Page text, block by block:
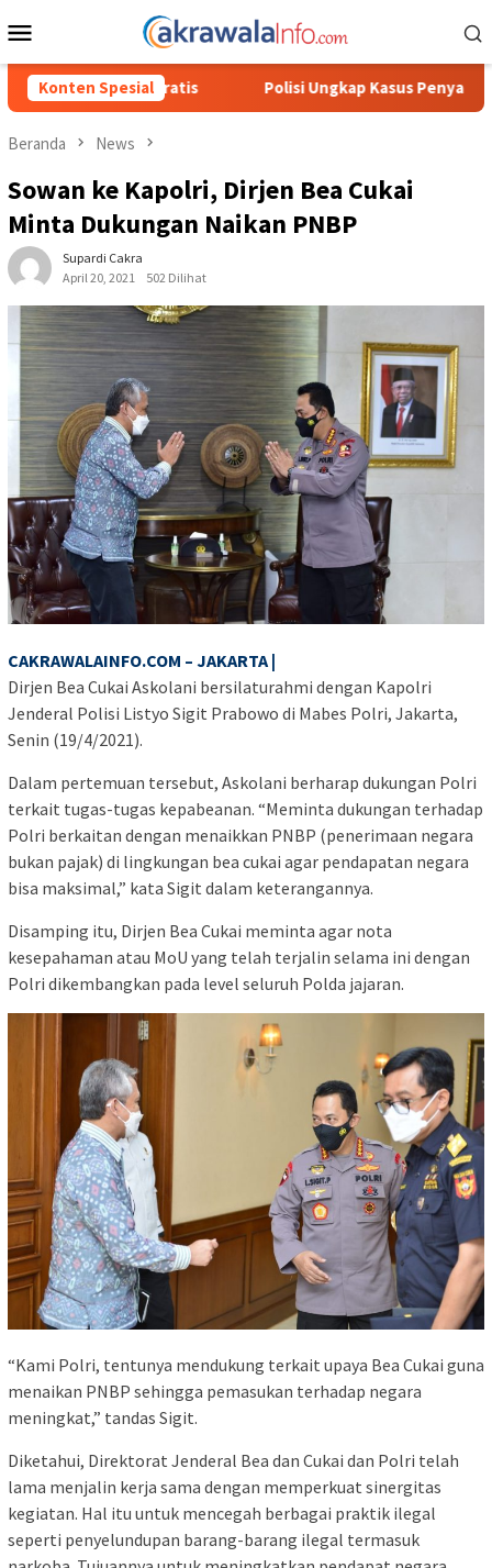
ke
Mobile
Konten Spesial
Polisi Ungkap Kasus Penyalahgunaan BBM Solar Subsidi,
Beranda News
Sowan ke Kapolri, Dirjen Bea Cukai
Minta Dukungan Naikan PNBP
Supardi Cakra
April 20, 2021
502 Dilihat
CAKRAWALAINFO.COM – JAKARTA |
Dirjen Bea Cukai Askolani bersilaturahmi dengan Kapolri
Jenderal Polisi Listyo Sigit Prabowo di Mabes Polri, Jakarta,
Senin (19/4/2021).
Dalam pertemuan tersebut, Askolani berharap dukungan Polri
terkait tugas-tugas kepabeanan. “Meminta dukungan terhadap
Polri berkaitan dengan menaikkan PNBP (penerimaan negara
bukan pajak) di lingkungan bea cukai agar pendapatan negara
bisa maksimal,” kata Sigit dalam keterangannya.
Disamping itu, Dirjen Bea Cukai meminta agar nota
kesepahaman atau MoU yang telah terjalin selama ini dengan
Polri dikembangkan pada level seluruh Polda jajaran.
“Kami Polri, tentunya mendukung terkait upaya Bea Cukai guna
menaikan PNBP sehingga pemasukan terhadap negara
meningkat,” tandas Sigit.
Diketahui, Direktorat Jenderal Bea dan Cukai dan Polri telah
lama menjalin kerja sama dengan memperkuat sinergitas
kegiatan. Hal itu untuk mencegah berbagai praktik ilegal
seperti penyelundupan barang-barang ilegal termasuk